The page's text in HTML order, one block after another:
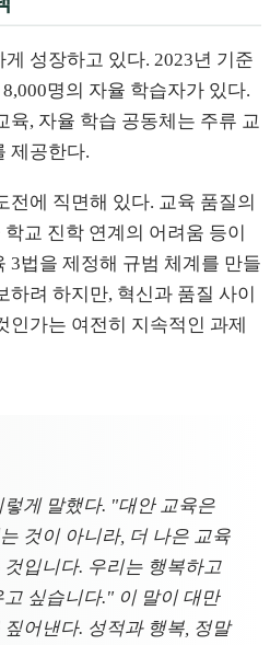
성장하고 있다. 2023년 기준
명의 자율 학습자가 있다.
육, 자율 학습 공동체는 주류 교
제공한다.
전에 직면해 있다. 교육 품질의
교 진학 연계의 어려움 등이
3법을 제정해 규범 체계를 만들
하려 하지만, 혁신과 품질 사이
인가는 여전히 지속적인 과제
게 말했다. "대안 교육은
것이 아니라, 더 나은 교육
입니다. 우리는 행복하고
싶습니다." 이 말이 대만
어낸다. 성적과 행복, 정말